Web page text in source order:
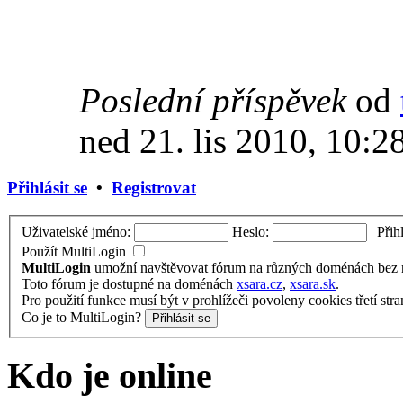
Poslední příspěvekod
ned 21. lis 2010,
Přihlásit se • Registrovat
Uživatelské jméno: Heslo: |
Použít MultiLogin
MultiLogin umožní navštěvovat fórum na různých doménách
Toto fórum je dostupné na doménách xsara.cz, xsara.sk.
Pro použití funkce musí být v prohlížeči povoleny cookies třetí
Co je to MultiLogin?
Kdo je online